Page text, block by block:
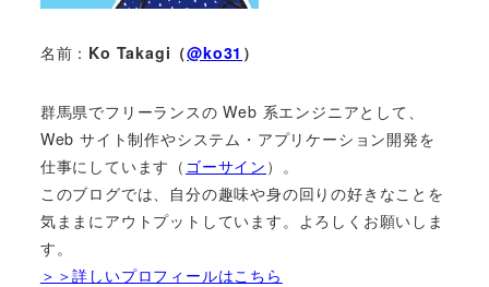
名前： Ko Takagi（@ko31 ）
群馬県でフリーランスの Web 系エンジニアとして、
Web サイト制作やシステム・アプリケーション開発を
仕事にしています（ ゴーサイン ）。
このブログでは、自分の趣味や身の回りの好きなことを
気ままにアウトプットしています。よろしくお願いしま
す。
＞＞詳しいプロフィールはこちら